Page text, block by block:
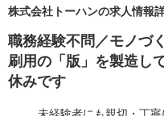
株式会社トーハンの求人情報
職務経験不問／モノづ
刷用の「版」を製造し
休みです